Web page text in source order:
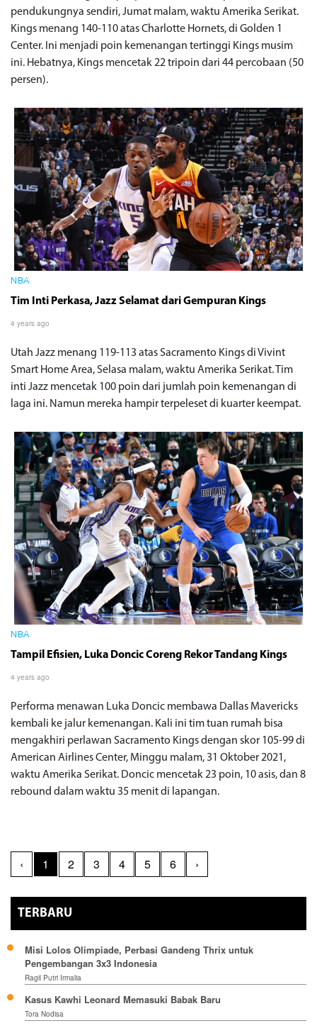
pendukungnya sendiri, Jumat malam, waktu Amerika Serikat.
Kings menang 140-110 atas Charlotte Hornets, di Golden 1
Center. Ini menjadi poin kemenangan tertinggi Kings musim
ini. Hebatnya, Kings mencetak 22 tripoin dari 44 percobaan (50
persen).
NBA
Tim Inti Perkasa, Jazz Selamat dari Gempuran Kings
4 years ago
Utah Jazz menang 119-113 atas Sacramento Kings di Vivint
Smart Home Area, Selasa malam, waktu Amerika Serikat. Tim
inti Jazz mencetak 100 poin dari jumlah poin kemenangan di
laga ini. Namun mereka hampir terpeleset di kuarter keempat.
NBA
Tampil Efisien, Luka Doncic Coreng Rekor Tandang Kings
4 years ago
Performa menawan Luka Doncic membawa Dallas Mavericks
kembali ke jalur kemenangan. Kali ini tim tuan rumah bisa
mengakhiri perlawan Sacramento Kings dengan skor 105-99 di
American Airlines Center, Minggu malam, 31 Oktober 2021,
waktu Amerika Serikat. Doncic mencetak 23 poin, 10 asis, dan 8
rebound dalam waktu 35 menit di lapangan.
‹ 1 2 3 4 5 6 ›
TERBARU
Misi Lolos Olimpiade, Perbasi Gandeng Thrix untuk
Pengembangan 3x3 Indonesia
Ragil Putri Irmalia
Kasus Kawhi Leonard Memasuki Babak Baru
Tora Nodisa